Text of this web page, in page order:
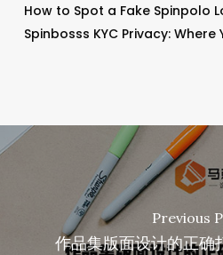
How to Spot a Fake Spinpolo
Spinbosss KYC Privacy:
Previous
作品集版面设计的正确